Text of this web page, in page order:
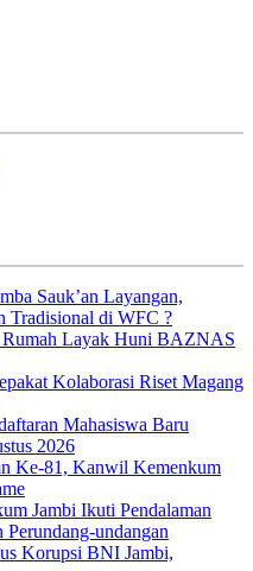
Sauk’an Layangan,
Tradisional di WFC ?
Layak Huni BAZNAS
Kolaborasi Riset Magang
Mahasiswa Baru
2026
Ke-81, Kanwil Kemenkum
Jambi Ikuti Pendalaman
Perundang-undangan
Korupsi BNI Jambi,